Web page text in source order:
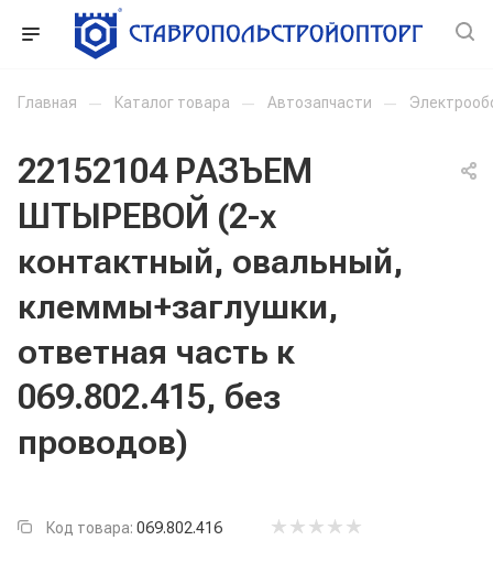
Главная — Каталог товара — Автозапчасти —
22152104 РАЗЪЕМ
ШТЫРЕВОЙ (2-х
контактный, овальный,
клеммы+заглушки,
ответная часть к
069.802.415, без
проводов)
Код товара: 069.802.416